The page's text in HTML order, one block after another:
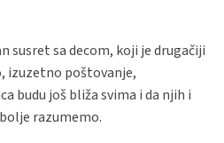
susret sa decom, koji je drugačiji
izuzetno poštovanje,
budu još bliža svima i da njih i
razumemo.